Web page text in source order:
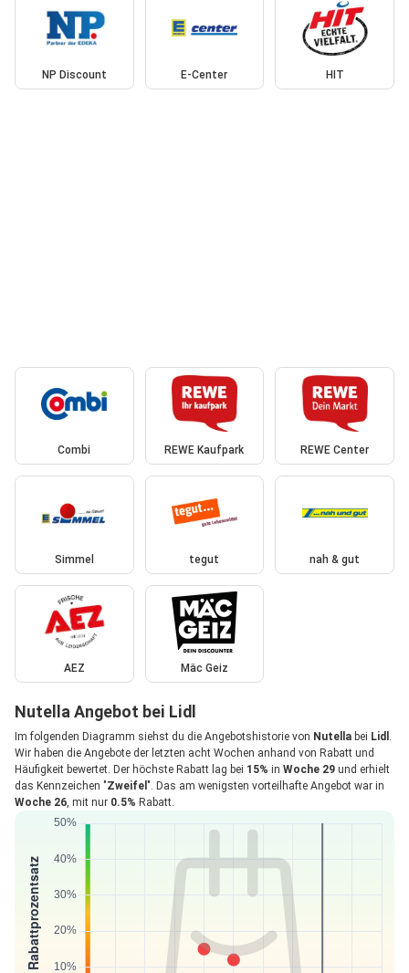
NP Discount E-Center HIT
Combi REWE Kaufpark REWE Center
Simmel tegut nah & gut
AEZ Mäc Geiz
Nutella Angebot bei Lidl
Im folgenden Diagramm siehst du die Angebotshistorie von Nutella bei Lidl .
Wir haben die Angebote der letzten acht Wochen anhand von Rabatt und
Häufigkeit bewertet. Der höchste Rabatt lag bei 15% in Woche 29 und erhielt
das Kennzeichen "Zweifel ". Das am wenigsten vorteilhafte Angebot war in
Woche 26, mit nur 0.5% Rabatt.